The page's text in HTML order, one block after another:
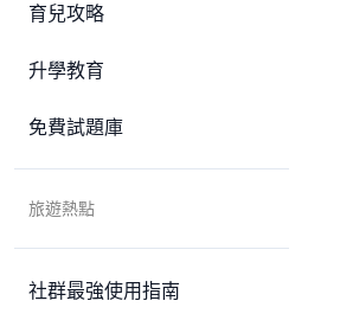
育兒攻略
升學教育
免費試題庫
旅遊熱點
社群最強使用指南